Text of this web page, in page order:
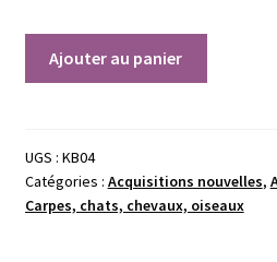
Samouraï
et
faisan,
Ajouter au panier
UGS : KB04
Catégories : Acquisitions nouvelles,
Carpes, chats, chevaux, oiseaux